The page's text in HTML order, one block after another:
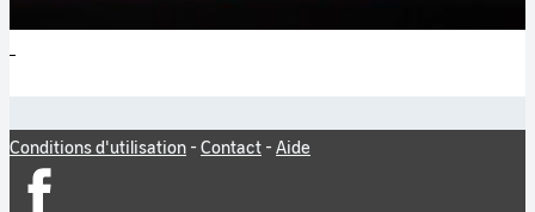
Conditions d'utilisation - Contact - Aide